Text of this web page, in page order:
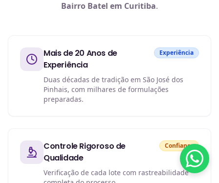
Bairro Batel em Curitiba.
Mais de 20 Anos de
Experiência
Experiência
Duas décadas de tradição em São José dos
Pinhais, com milhares de formulações
preparadas.
Controle Rigoroso de
Qualidade
Confiança
Verificação de cada lote com rastreabilidade